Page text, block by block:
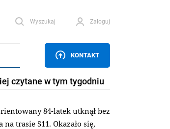
Wyszukaj Zaloguj
KONTAKT
czytane w tym tygodniu
84-latek utknął bez
na trasie S11. Okazało się,